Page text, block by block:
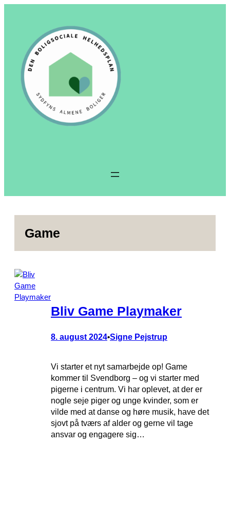
Game
Bliv Game Playmaker
8. august 2024•Signe Pejstrup
Vi starter et nyt samarbejde op! Game
kommer til Svendborg – og vi starter med
pigerne i centrum. Vi har oplevet, at der er
nogle seje piger og unge kvinder, som er
vilde med at danse og høre musik, have det
sjovt på tværs af alder og gerne vil tage
ansvar og engagere sig…